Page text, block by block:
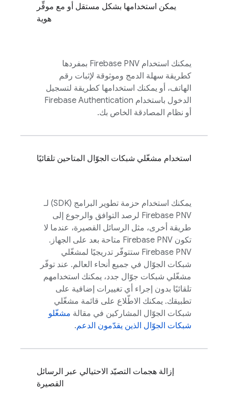
يمكن استخدامها بشكل مستقل أو مع موفِّر
هوية
يمكنك استخدام Firebase PNV بمفردها
كطريقة سهلة الدمج وموثوقة لإثبات رقم
الهاتف، أو يمكنك استخدامها كطريقة لتسجيل
الدخول باستخدام Firebase Authentication
أو نظام المصادقة الخاص بك.
استخدام مشغّلي شبكات الجوّال المتاحين تلقائيًا
يمكنك استخدام حزمة تطوير البرامج (SDK) لـ
Firebase PNV لرصد التوافق والرجوع إلى
طريقة أخرى، مثل الرسائل القصيرة، عندما لا
تكون Firebase PNV متاحة بعد على الجهاز.
Firebase PNV ستتوفّر تدريجيًا لمشغّلي
شبكات الجوّال في جميع أنحاء العالم. عند توفّر
مشغّلي شبكات جوّال جدد، يمكنك استخدامهم
تلقائيًا بدون إجراء أي تغييرات إضافية على
تطبيقك. يمكنك الاطّلاع على قائمة مشغّلي
شبكات الجوّال المشاركين في مقالة مشغّلو
شبكات الجوّال الذين يقدّمون الدعم.
إزالة هجمات التصيّد الاحتيالي عبر الرسائل
القصيرة